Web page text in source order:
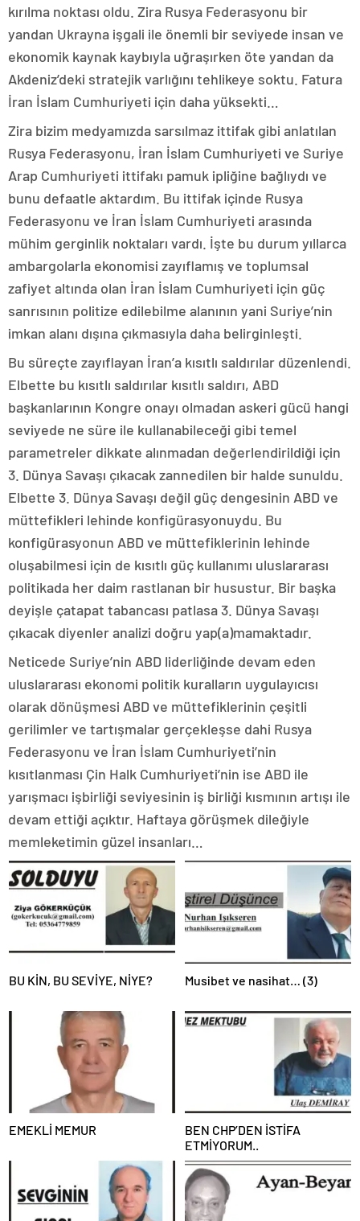
kırılma noktası oldu. Zira Rusya Federasyonu bir
yandan Ukrayna işgali ile önemli bir seviyede insan ve
ekonomik kaynak kaybıyla uğraşırken öte yandan da
Akdeniz’deki stratejik varlığını tehlikeye soktu. Fatura
İran İslam Cumhuriyeti için daha yüksekti…
Zira bizim medyamızda sarsılmaz ittifak gibi anlatılan
Rusya Federasyonu, İran İslam Cumhuriyeti ve Suriye
Arap Cumhuriyeti ittifakı pamuk ipliğine bağlıydı ve
bunu defaatle aktardım. Bu ittifak içinde Rusya
Federasyonu ve İran İslam Cumhuriyeti arasında
mühim gerginlik noktaları vardı. İşte bu durum yıllarca
ambargolarla ekonomisi zayıflamış ve toplumsal
zafiyet altında olan İran İslam Cumhuriyeti için güç
sanrısının politize edilebilme alanının yani Suriye’nin
imkan alanı dışına çıkmasıyla daha belirginleşti.
Bu süreçte zayıflayan İran’a kısıtlı saldırılar düzenlendi.
Elbette bu kısıtlı saldırılar kısıtlı saldırı, ABD
başkanlarının Kongre onayı olmadan askeri gücü hangi
seviyede ne süre ile kullanabileceği gibi temel
parametreler dikkate alınmadan değerlendirildiği için
3. Dünya Savaşı çıkacak zannedilen bir halde sunuldu.
Elbette 3. Dünya Savaşı değil güç dengesinin ABD ve
müttefikleri lehinde konfigürasyonuydu. Bu
konfigürasyonun ABD ve müttefiklerinin lehinde
oluşabilmesi için de kısıtlı güç kullanımı uluslararası
politikada her daim rastlanan bir husustur. Bir başka
deyişle çatapat tabancası patlasa 3. Dünya Savaşı
çıkacak diyenler analizi doğru yap(a)mamaktadır.
Neticede Suriye’nin ABD liderliğinde devam eden
uluslararası ekonomi politik kuralların uygulayıcısı
olarak dönüşmesi ABD ve müttefiklerinin çeşitli
gerilimler ve tartışmalar gerçekleşse dahi Rusya
Federasyonu ve İran İslam Cumhuriyeti’nin
kısıtlanması Çin Halk Cumhuriyeti’nin ise ABD ile
yarışmacı işbirliği seviyesinin iş birliği kısmının artışı ile
devam ettiği açıktır. Haftaya görüşmek dileğiyle
memleketimin güzel insanları…
BU KİN, BU SEVİYE, NİYE? Musibet ve nasihat… (3)
EMEKLİ MEMUR
BEN CHP’DEN İSTİFA
ETMİYORUM..